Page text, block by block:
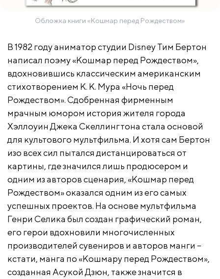
Обложка книги «Кошмар перед Рождеством»
В 1982 году аниматор студии Disney Тим Бертон
написал поэму «Кошмар перед Рождеством»,
вдохновившись классическим американским
стихотворением К. К. Мура «Ночь перед
Рождеством». Сдобренная фирменным
мрачным юмором история жителя города
Хэллоуин Джека Скеллингтона стала основой
для культового мультфильма. И хотя сам Бертон
изо всех сил пытался дистанцироваться от
картины, где значился лишь продюсером и
одним из авторов сценария, «Кошмар перед
Рождеством» оказался одним из его самых
успешных проектов. На основе мультфильма
Генри Селика был создан графический роман,
его герои вдохновили многочисленных
производителей сувениров и авторов манги –
кстати, манга по «Кошмару перед Рождеством»,
созданная Асукой Дзюн, также значится в